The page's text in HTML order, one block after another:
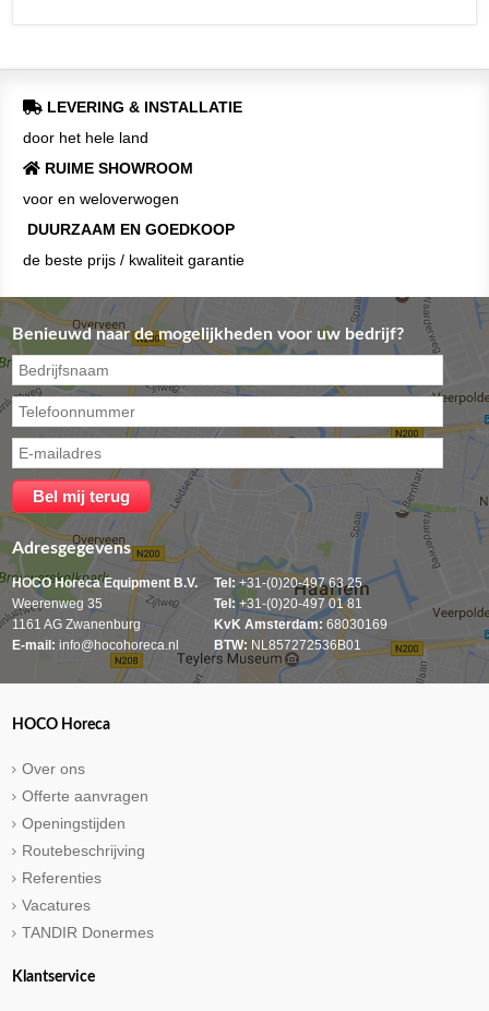
LEVERING & INSTALLATIE
door het hele land
RUIME SHOWROOM
voor en weloverwogen
DUURZAAM EN GOEDKOOP
de beste prijs / kwaliteit garantie
Benieuwd naar de mogelijkheden voor uw bedrijf?
Adresgegevens
HOCO Horeca Equipment B.V.
Weerenweg 35
1161 AG Zwanenburg
E-mail: info@hocohoreca.nl
Tel:+31-(0)20-497 63 25
Tel:+31-(0)20-497 01 81
KvK Amsterdam: 68030169
BTW: NL857272536B01
HOCO Horeca
Over ons
Offerte aanvragen
Openingstijden
Routebeschrijving
Referenties
Vacatures
TANDIR Donermes
Klantservice